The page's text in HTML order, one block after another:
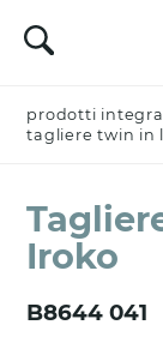
prodotti
tagliere twin in
Iroko
B8644 041
Nominativo *
Azienda